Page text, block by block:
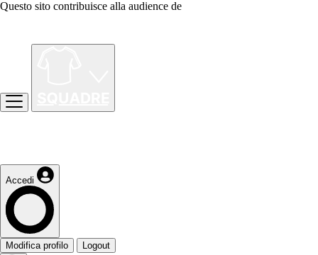
Questo sito contribuisce alla audience de
Accedi
Modifica profilo Logout